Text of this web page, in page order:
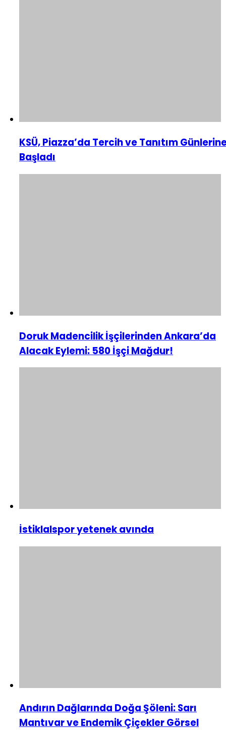
KSÜ, Piazza’da Tercih ve Tanıtım
Başladı
Doruk Madencilik İşçilerinden Ankara’da
Alacak Eylemi: 580 İşçi Mağdur!
İstiklalspor yetenek avında
Andırın Dağlarında Doğa Şöleni: Sarı
Mantıvar ve Endemik Çiçekler Görsel